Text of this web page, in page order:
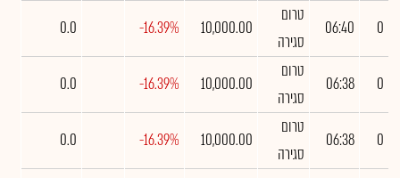
0
06:40
טרום
סגירה
10,000.00
-16.39%
0.0
0
06:38
טרום
סגירה
10,000.00
-16.39%
0.0
0
06:38
טרום
סגירה
10,000.00
-16.39%
0.0